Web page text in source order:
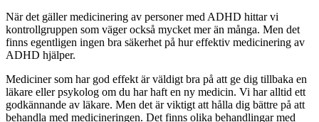
När det gäller medicinering av personer med ADHD hittar vi
kontrollgruppen som väger också mycket mer än många. Men det
finns egentligen ingen bra säkerhet på hur effektiv medicinering av
ADHD hjälper.
Mediciner som har god effekt är väldigt bra på att ge dig tillbaka en
läkare eller psykolog om du har haft en ny medicin. Vi har alltid ett
godkännande av läkare. Men det är viktigt att hålla dig bättre på att
behandla med medicineringen. Det finns olika behandlingar med